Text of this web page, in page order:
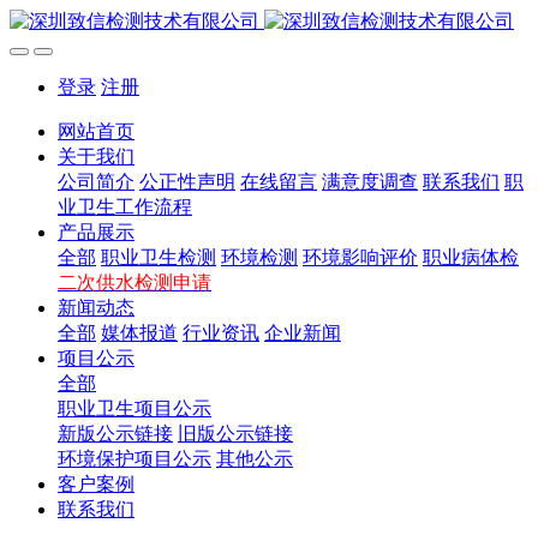
登录 注册
网站首页
关于我们
公司简介 公正性声明 在线留言 满意度调查 联系我们 职
业卫生工作流程
产品展示
全部 职业卫生检测 环境检测 环境影响评价 职业病体检
二次供水检测申请
新闻动态
全部 媒体报道 行业资讯 企业新闻
项目公示
全部
职业卫生项目公示
新版公示链接
旧版公示链接
环境保护项目公示 其他公示
客户案例
联系我们